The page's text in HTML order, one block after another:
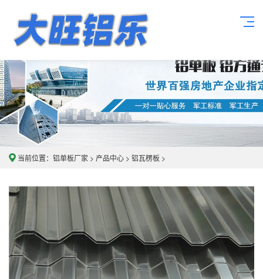
当前位置： 铝单板厂家 > 产品中心 > 铝瓦楞板 >